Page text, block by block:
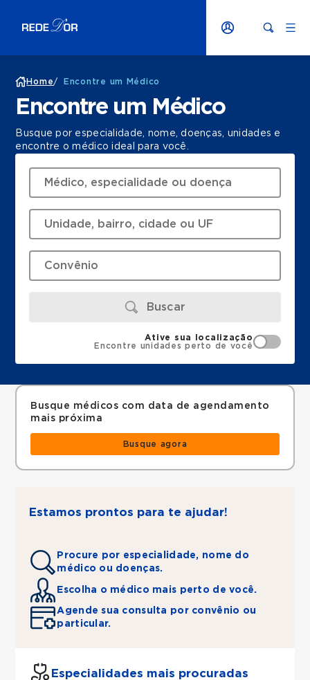
Home/ Encontre um Médico
Encontre um Médico
Busque por especialidade, nome, doenças, unidades e
encontre o médico ideal para você.
Buscar
Ative sua localização
Encontre unidades perto de você
Busque médicos com data de agendamento
mais próxima
Busque agora
Estamos prontos para te ajudar!
Procure por especialidade, nome do
médico ou doenças.
Escolha o médico mais perto de você.
Agende sua consulta por convênio ou
particular.
Especialidades mais procuradas